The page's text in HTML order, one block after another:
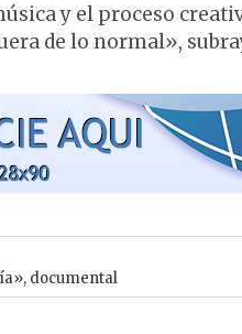
y el proceso
de lo normal»,
, documental